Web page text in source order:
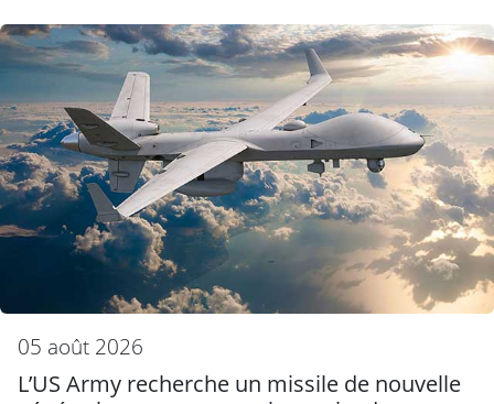
05 août 2026
L’US Army recherche un missile de nouvelle